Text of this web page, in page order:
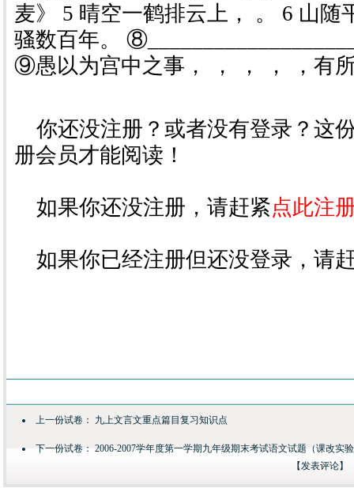
麦》 5 晴空一鹤排云上， 。 6 山
骚数百年。
⑨愚以为宫中之事， ， ， ， ，
你还没注册？或者没有登录？这
册会员才能阅读！
如果你还没注册，请赶紧点此注
如果你已经注册但还没登录，请
上一份试卷： 九上文言文重点篇目复习知识点
下一份试卷： 2006-2007学年度第一学期九年级期末考试语文试题（课改实
【发表评论】